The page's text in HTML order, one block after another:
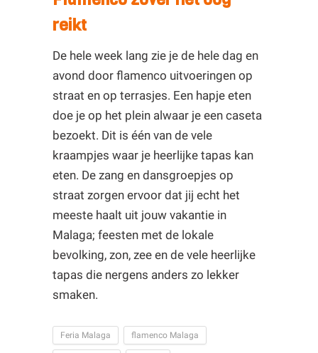
reikt
De hele week lang zie je de hele dag en
avond door flamenco uitvoeringen op
straat en op terrasjes. Een hapje eten
doe je op het plein alwaar je een caseta
bezoekt. Dit is één van de vele
kraampjes waar je heerlijke tapas kan
eten. De zang en dansgroepjes op
straat zorgen ervoor dat jij echt het
meeste haalt uit jouw vakantie in
Malaga; feesten met de lokale
bevolking, zon, zee en de vele heerlijke
tapas die nergens anders zo lekker
smaken.
Feria Malaga flamenco Malaga